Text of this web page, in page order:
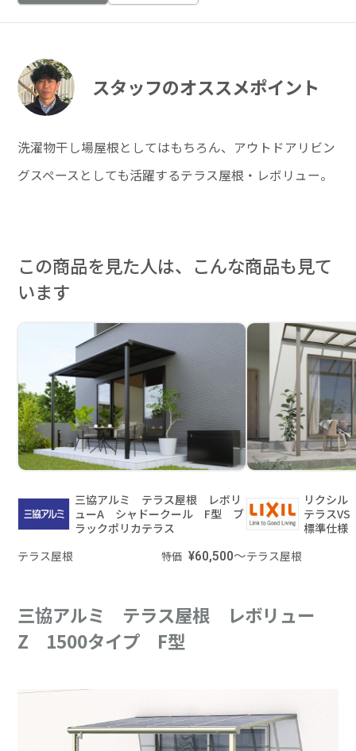
スタッフのオススメポイント
洗濯物干し場屋根としてはもちろん、アウトドアリビン
グスペースとしても活躍するテラス屋根・レボリュー。
この商品を見た人は、こんな商品も見て
います
三協アルミ テラス屋根 レボリ
ューA シャドークール F型 ブ
ラックポリカテラス
テラス屋根
特価 ¥60,500～
リクシ
テラス
標準仕様
テラス屋根
三協アルミ テラス屋根 レボリュー
Z 1500タイプ F型